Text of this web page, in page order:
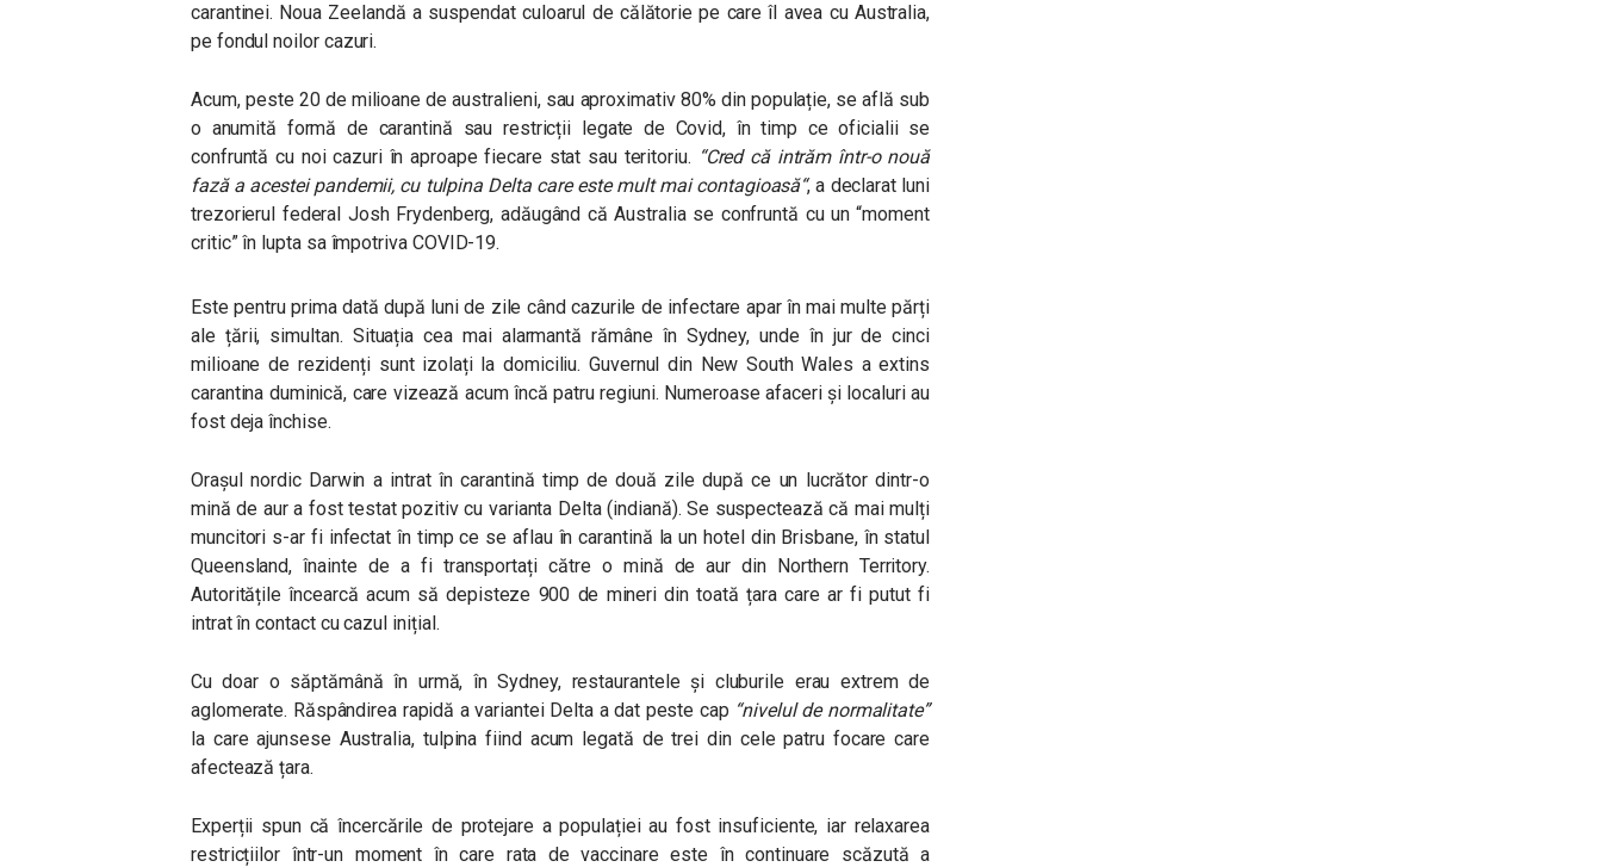
carantinei. Noua Zeelandă a suspendat culoarul de călătorie pe care îl avea cu Australia,
pe fondul noilor cazuri.
Acum, peste 20 de milioane de australieni, sau aproximativ 80% din populație, se află sub
o anumită formă de carantină sau restricții legate de Covid, în timp ce oficialii se
confruntă cu noi cazuri în aproape fiecare stat sau teritoriu. “Cred că intrăm într-o nouă
fază a acestei pandemii, cu tulpina Delta care este mult mai contagioasă“, a declarat luni
trezorierul federal Josh Frydenberg, adăugând că Australia se confruntă cu un “moment
critic” în lupta sa împotriva COVID-19.
Este pentru prima dată după luni de zile când cazurile de infectare apar în mai multe părți
ale țării, simultan. Situația cea mai alarmantă rămâne în Sydney, unde în jur de cinci
milioane de rezidenți sunt izolați la domiciliu. Guvernul din New South Wales a extins
carantina duminică, care vizează acum încă patru regiuni. Numeroase afaceri și localuri au
fost deja închise.
Orașul nordic Darwin a intrat în carantină timp de două zile după ce un lucrător dintr-o
mină de aur a fost testat pozitiv cu varianta Delta (indiană). Se suspectează că mai mulți
muncitori s-ar fi infectat în timp ce se aflau în carantină la un hotel din Brisbane, în statul
Queensland, înainte de a fi transportați către o mină de aur din Northern Territory.
Autoritățile încearcă acum să depisteze 900 de mineri din toată țara care ar fi putut fi
intrat în contact cu cazul inițial.
Cu doar o săptămână în urmă, în Sydney, restaurantele și cluburile erau extrem de
aglomerate. Răspândirea rapidă a variantei Delta a dat peste cap “nivelul de normalitate”
la care ajunsese Australia, tulpina fiind acum legată de trei din cele patru focare care
afectează țara.
Experții spun că încercările de protejare a populației au fost insuficiente, iar relaxarea
restricțiilor într-un moment în care rata de vaccinare este în continuare scăzută a